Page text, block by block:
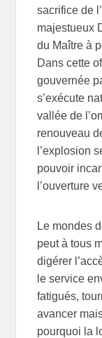
sacrifice de
majestueux
du Maître à
Dans cette
gouvernée
s’exécute
vallée de
renouveau
l’explosion
pouvoir
l’ouverture
Le mondes
peut à tous
digérer
le service
fatigués,
avancer
pourquoi la